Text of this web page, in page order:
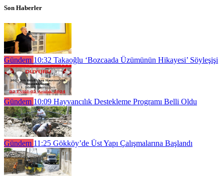
Son Haberler
Gündem 10:32 Takaoğlu ‘Bozcaada Üzümünün Hikayesi’ Söyleşişi
Gündem 10:09 Hayvancılık Destekleme Programı Belli Oldu
Gündem 11:25 Gökköy’de Üst Yapı Çalışmalarına Başlandı